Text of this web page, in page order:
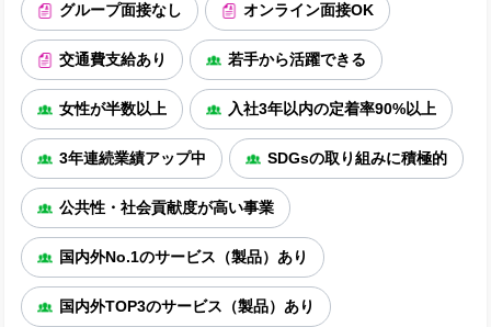
グループ面接なし オンライン面接OK
交通費支給あり 若手から活躍できる
女性が半数以上 入社3年以内の定着率90%以上
3年連続業績アップ中 SDGsの取り組みに積極的
公共性・社会貢献度が高い事業
国内外No.1のサービス（製品）あり
国内外TOP3のサービス（製品）あり